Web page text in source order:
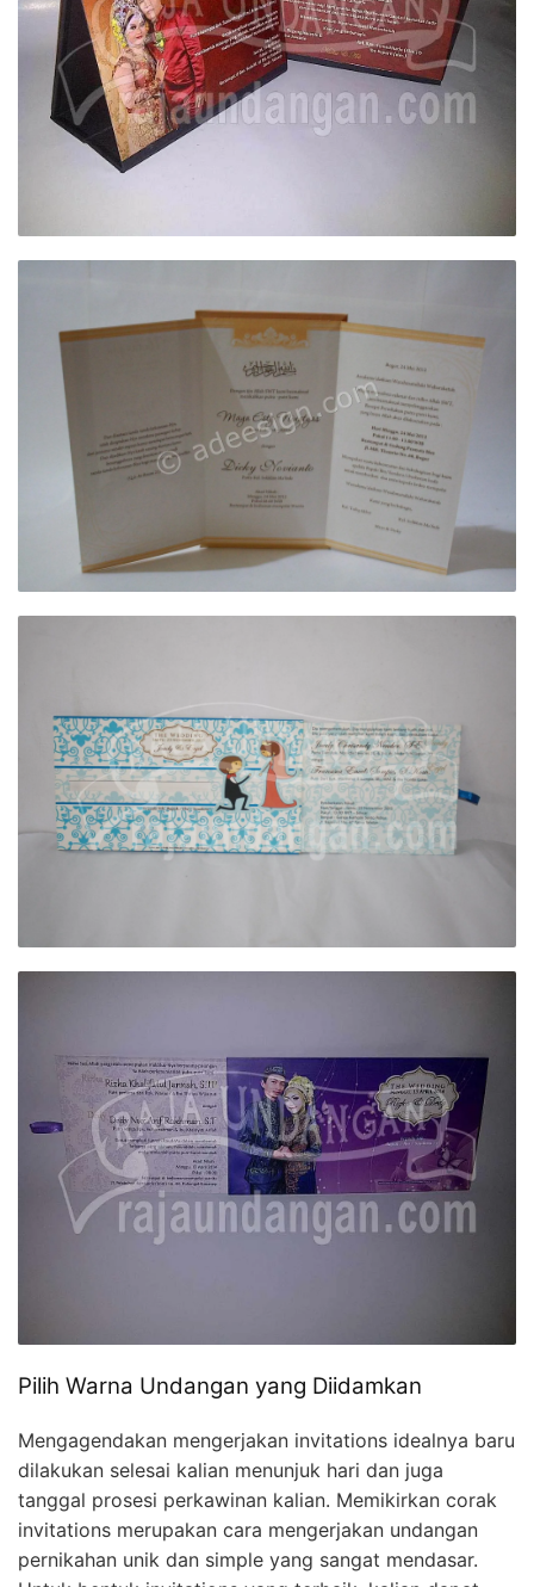
Pilih Warna Undangan yang Diidamkan
Mengagendakan mengerjakan invitations idealnya baru
dilakukan selesai kalian menunjuk hari dan juga
tanggal prosesi perkawinan kalian. Memikirkan corak
invitations merupakan cara mengerjakan undangan
pernikahan unik dan simple yang sangat mendasar.